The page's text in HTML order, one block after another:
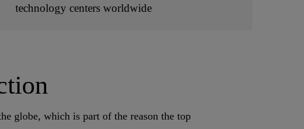
technology centers worldwide
globe, which is part of the reason the top